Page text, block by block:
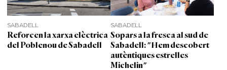
SABADELL
Reforcen la xarxa elèctrica
del Poblenou de Sabadell
SABADELL
Sopars a la fresca al sud de
Sabadell: "Hem descobert
autèntiques estrelles
Michelin"